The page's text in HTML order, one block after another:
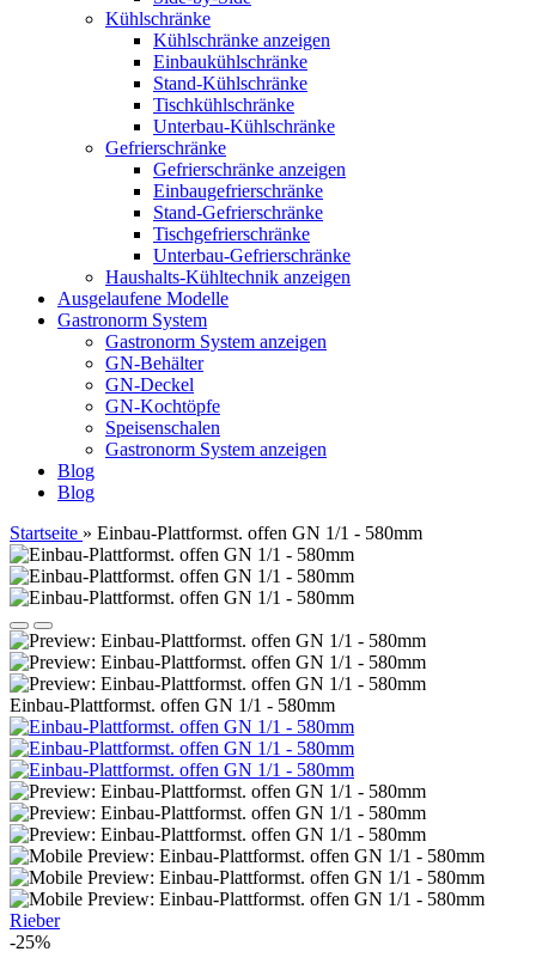
Kühlschränke
Kühlschränke anzeigen
Einbaukühlschränke
Stand-Kühlschränke
Tischkühlschränke
Unterbau-Kühlschränke
Gefrierschränke
Gefrierschränke anzeigen
Einbaugefrierschränke
Stand-Gefrierschränke
Tischgefrierschränke
Unterbau-Gefrierschränke
Haushalts-Kühltechnik anzeigen
Ausgelaufene Modelle
Gastronorm System
Gastronorm System anzeigen
GN-Behälter
GN-Deckel
GN-Kochtöpfe
Speisenschalen
Gastronorm System anzeigen
Blog
Blog
Startseite » Einbau-Plattformst. offen GN 1/1 - 580mm
Einbau-Plattformst. offen GN 1/1 - 580mm
Rieber
-25%